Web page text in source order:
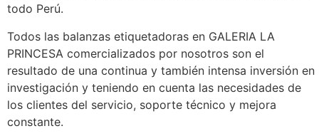
todo Perú.
Todos las balanzas etiquetadoras en GALERIA LA
PRINCESA comercializados por nosotros son el
resultado de una continua y también intensa inversión en
investigación y teniendo en cuenta las necesidades de
los clientes del servicio, soporte técnico y mejora
constante.